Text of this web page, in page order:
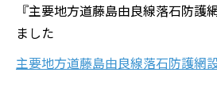
『主要地方道藤島由良線落石防護
ました
主要地方道藤島由良線落石防護網